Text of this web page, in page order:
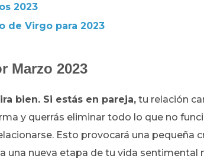
2023
de Virgo para 2023
Marzo 2023
bien. Si estás en pareja, tu relación
y querrás eliminar todo lo que no
Esto provocará una pequeña
una nueva etapa de tu vida sentimental